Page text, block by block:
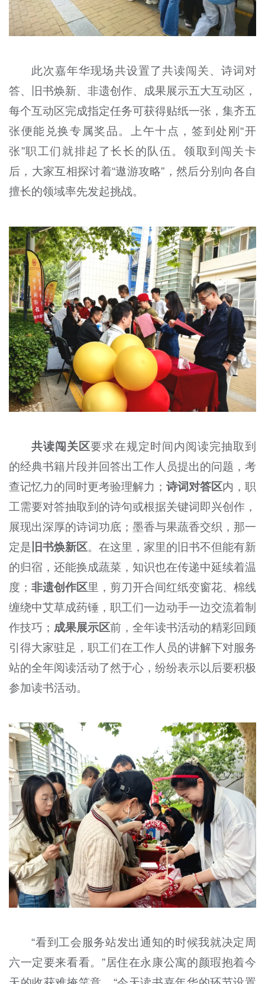
此次嘉年华现场共设置了共读闯关、诗词对
答、旧书焕新、非遗创作、成果展示五大互动区，
每个互动区完成指定任务可获得贴纸一张，集齐五
张便能兑换专属奖品。上午十点，签到处刚“开
张”职工们就排起了长长的队伍。领取到闯关卡
后，大家互相探讨着“遨游攻略”，然后分别向各自
擅长的领域率先发起挑战。
共读闯关区要求在规定时间内阅读完抽取到
的经典书籍片段并回答出工作人员提出的问题，考
查记忆力的同时更考验理解力；诗词对答区内，职
工需要对答抽取到的诗句或根据关键词即兴创作，
展现出深厚的诗词功底；墨香与果蔬香交织，那一
定是 旧书焕新区。在这里，家里的旧书不但能有新
的归宿，还能换成蔬菜，知识也在传递中延续着温
度； 非遗创作区里，剪刀开合间红纸变窗花、棉线
缠绕中艾草成药锤，职工们一边动手一边交流着制
作技巧； 成果展示区前，全年读书活动的精彩回顾
引得大家驻足，职工们在工作人员的讲解下对服务
站的全年阅读活动了然于心，纷纷表示以后要积极
参加读书活动。
“看到工会服务站发出通知的时候我就决定周
六一定要来看看。”居住在永康公寓的颜瑕抱着今